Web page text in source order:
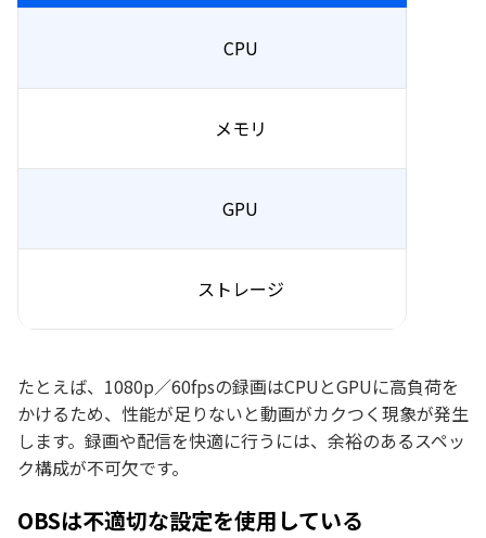
CPU
メモリ
GPU
ストレージ
たとえば、1080p／60fpsの録画はCPUとGPUに高負荷を
かけるため、性能が足りないと動画がカクつく現象が発生
します。録画や配信を快適に行うには、余裕のあるスペッ
ク構成が不可欠です。
OBSは不適切な設定を使用している